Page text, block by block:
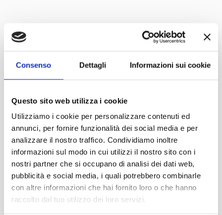
Consenso Dettagli Informazioni sui cookie
Questo sito web utilizza i cookie
Utilizziamo i cookie per personalizzare contenuti ed
annunci, per fornire funzionalità dei social media e per
analizzare il nostro traffico. Condividiamo inoltre
informazioni sul modo in cui utilizzi il nostro sito con i
nostri partner che si occupano di analisi dei dati web,
pubblicità e social media, i quali potrebbero combinarle
con altre informazioni che hai fornito loro o che hanno
raccolto dal tuo utilizzo dei loro servizi.
17 June 2022